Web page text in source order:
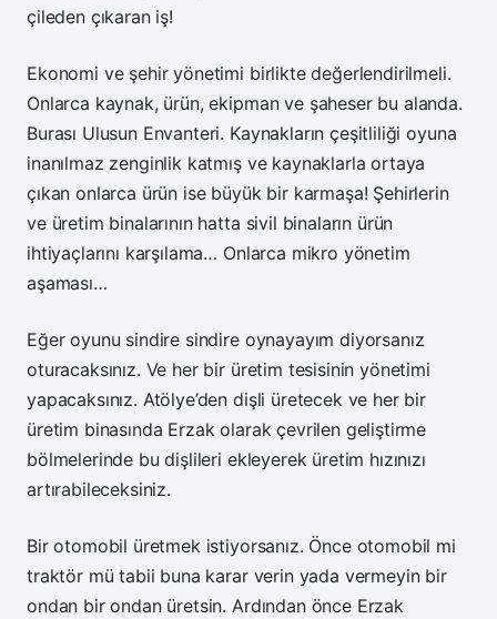
çileden çıkaran iş!
Ekonomi ve şehir yönetimi birlikte değerlendirilmeli.
Onlarca kaynak, ürün, ekipman ve şaheser bu alanda.
Burası Ulusun Envanteri. Kaynakların çeşitliliği oyuna
inanılmaz zenginlik katmış ve kaynaklarla ortaya
çıkan onlarca ürün ise büyük bir karmaşa! Şehirlerin
ve üretim binalarının hatta sivil binaların ürün
ihtiyaçlarını karşılama… Onlarca mikro yönetim
aşaması…
Eğer oyunu sindire sindire oynayayım diyorsanız
oturacaksınız. Ve her bir üretim tesisinin yönetimi
yapacaksınız. Atölye’den dişli üretecek ve her bir
üretim binasında Erzak olarak çevrilen geliştirme
bölmelerinde bu dişlileri ekleyerek üretim hızınızı
artırabileceksiniz.
Bir otomobil üretmek istiyorsanız. Önce otomobil mi
traktör mü tabii buna karar verin yada vermeyin bir
ondan bir ondan üretsin. Ardından önce Erzak